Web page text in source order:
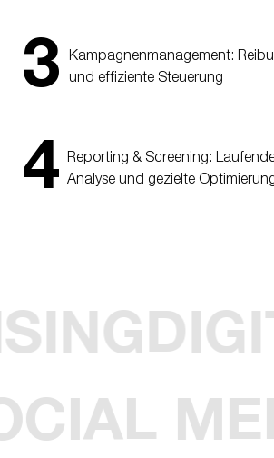
3
Kampagnenmanagement:
und effiziente Steuerung
4
Reporting & Screening:
Analyse und gezielte